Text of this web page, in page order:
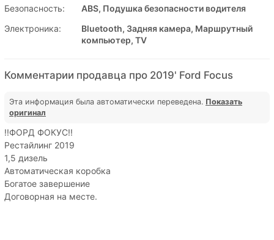
Безопасность:
ABS, Подушка безопасности водителя
Электроника:
Bluetooth, Задняя камера, Маршрутный
компьютер, TV
Комментарии продавца про 2019' Ford Focus
Эта информация была автоматически переведена. Показать
оригинал
!!ФОРД ФОКУС!!
Рестайлинг 2019
1,5 дизель
Автоматическая коробка
Богатое завершение
Договорная на месте.